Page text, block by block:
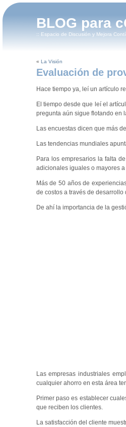
BLOG para
:: Espacio de Discusión y Mejora
« La Visión
Evaluación de
Hace tiempo ya, leí un artículo
El tiempo desde que leí el
pregunta aún sigue flotando en
Las encuestas dicen que más
Las tendencias mundiales
Para los empresarios la falta
adicionales iguales o mayores
Más de 50 años de
de costos a través de
De ahí la importancia de la
Las empresas industriales
cualquier ahorro en esta área
Primer paso es establecer
que reciben los clientes.
La satisfacción del cliente